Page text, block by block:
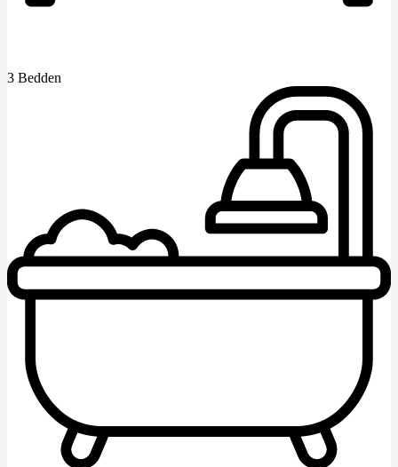
3 Bedden